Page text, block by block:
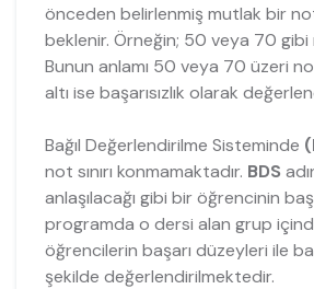
önceden belirlenmiş mutlak bir not
beklenir. Örneğin; 50 veya 70 gibi
Bunun anlamı 50 veya 70 üzeri
altı ise başarısızlık olarak
Bağıl Değerlendirilme Sisteminde
not sınırı konmamaktadır. BDS
anlaşılacağı gibi bir öğrencinin
programda o dersi alan grup
öğrencilerin başarı düzeyleri ile
şekilde değerlendirilmektedir.